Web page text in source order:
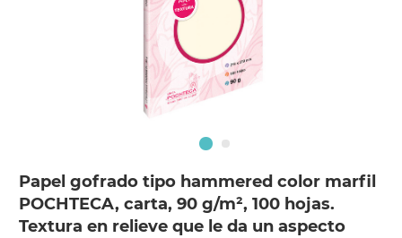
Papel gofrado tipo hammered color marfil
POCHTECA, carta, 90 g/m², 100 hojas.
Textura en relieve que le da un aspecto